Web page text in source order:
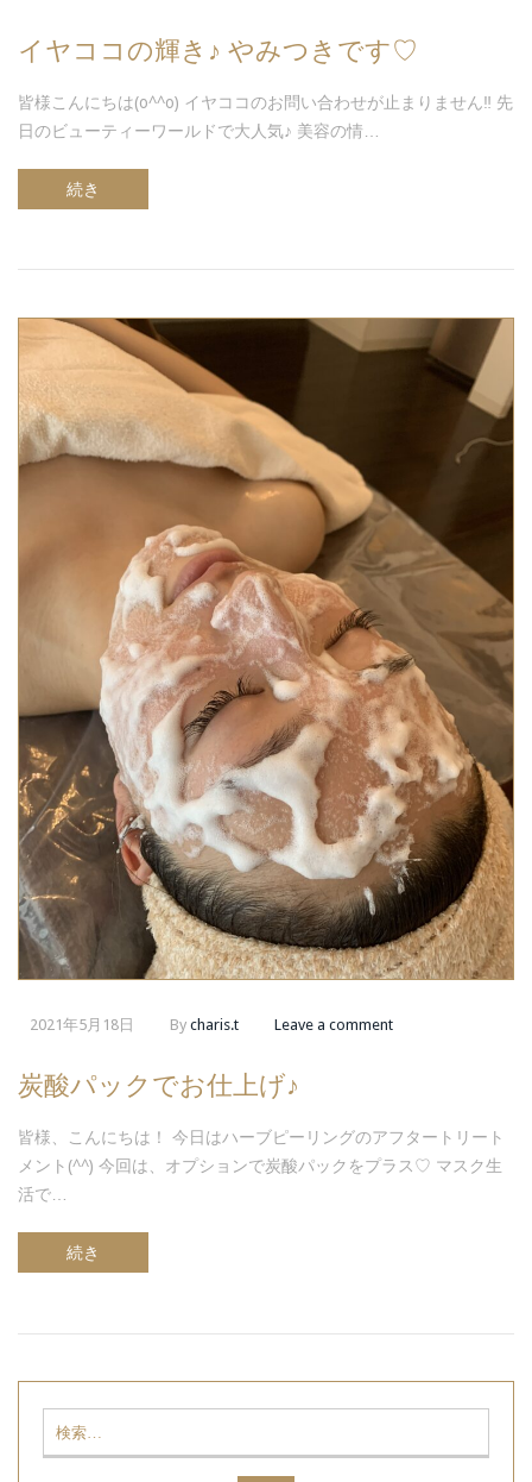
イヤココの輝き♪ やみつきです♡
皆様こんにちは(o^^o) イヤココのお問い合わせが止まりません‼︎ 先
日のビューティーワールドで大人気♪ 美容の情…
続き
2021年5月18日 By charis.t Leave a comment
炭酸パックでお仕上げ♪
皆様、こんにちは！ 今日はハーブピーリングのアフタートリート
メント(^^) 今回は、オプションで炭酸パックをプラス♡ マスク生
活で…
続き